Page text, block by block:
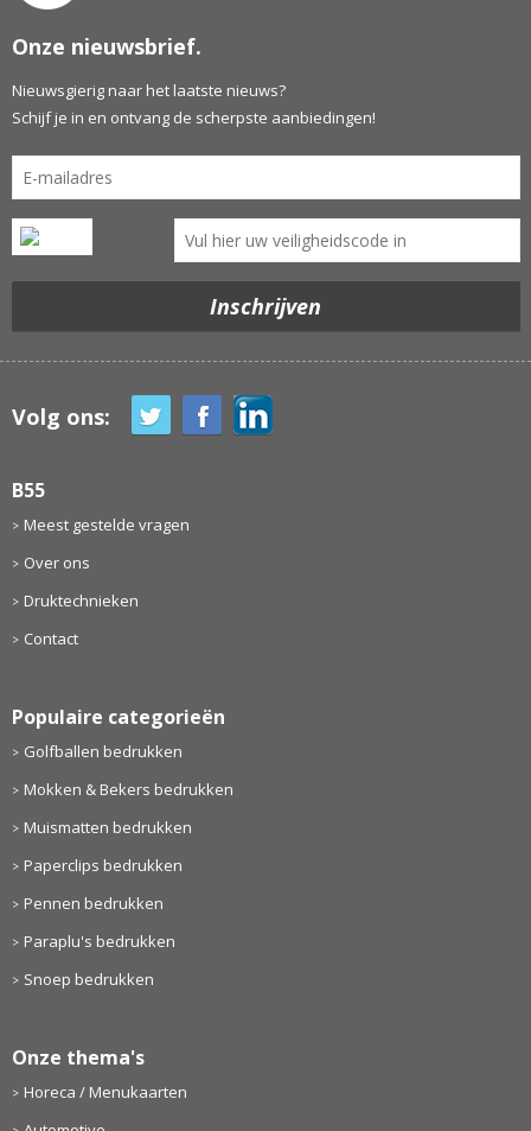
Onze nieuwsbrief.
Nieuwsgierig naar het laatste nieuws?
Schijf je in en ontvang de scherpste aanbiedingen!
Volg ons:
B55
Meest gestelde vragen
Over ons
Druktechnieken
Contact
Populaire categorieën
Golfballen bedrukken
Mokken & Bekers bedrukken
Muismatten bedrukken
Paperclips bedrukken
Pennen bedrukken
Paraplu's bedrukken
Snoep bedrukken
Onze thema's
Horeca / Menukaarten